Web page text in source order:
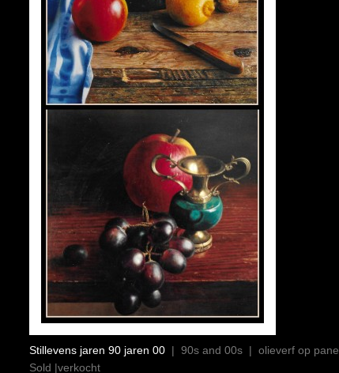
Stillevens jaren 90 jaren 00 | 90s and 00s | olieverf op
Sold |verkocht